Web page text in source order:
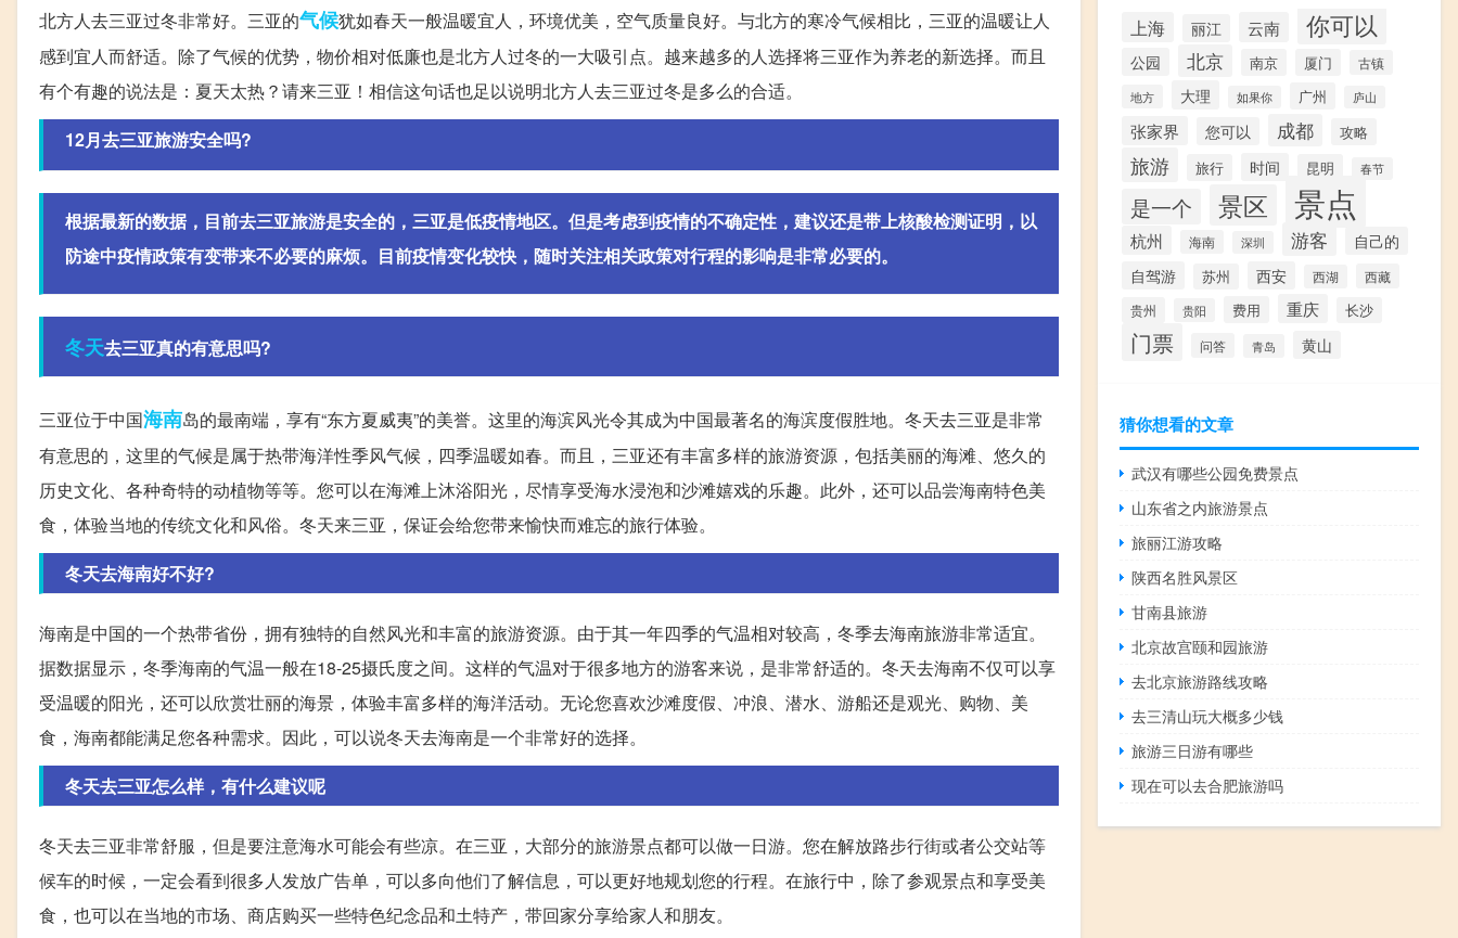
北方人去三亚过冬非常好。三亚的气候犹如春天一般温暖宜人，环境优美，空气质量良好。与北方的寒冷气候相比，三亚的温暖让人
感到宜人而舒适。除了气候的优势，物价相对低廉也是北方人过冬的一大吸引点。越来越多的人选择将三亚作为养老的新选择。而且
有个有趣的说法是：夏天太热？请来三亚！相信这句话也足以说明北方人去三亚过冬是多么的合适。
12月去三亚旅游安全吗?
根据最新的数据，目前去三亚旅游是安全的，三亚是低疫情地区。但是考虑到疫情的不确定性，建议还是带上核酸检测证明，以
防途中疫情政策有变带来不必要的麻烦。目前疫情变化较快，随时关注相关政策对行程的影响是非常必要的。
冬天去三亚真的有意思吗?
三亚位于中国海南岛的最南端，享有“东方夏威夷”的美誉。这里的海滨风光令其成为中国最著名的海滨度假胜地。冬天去三亚是非常
有意思的，这里的气候是属于热带海洋性季风气候，四季温暖如春。而且，三亚还有丰富多样的旅游资源，包括美丽的海滩、悠久的
历史文化、各种奇特的动植物等等。您可以在海滩上沐浴阳光，尽情享受海水浸泡和沙滩嬉戏的乐趣。此外，还可以品尝海南特色美
食，体验当地的传统文化和风俗。冬天来三亚，保证会给您带来愉快而难忘的旅行体验。
冬天去海南好不好?
海南是中国的一个热带省份，拥有独特的自然风光和丰富的旅游资源。由于其一年四季的气温相对较高，冬季去海南旅游非常适宜。
据数据显示，冬季海南的气温一般在18-25摄氏度之间。这样的气温对于很多地方的游客来说，是非常舒适的。冬天去海南不仅可以享
受温暖的阳光，还可以欣赏壮丽的海景，体验丰富多样的海洋活动。无论您喜欢沙滩度假、冲浪、潜水、游船还是观光、购物、美
食，海南都能满足您各种需求。因此，可以说冬天去海南是一个非常好的选择。
冬天去三亚怎么样，有什么建议呢
冬天去三亚非常舒服，但是要注意海水可能会有些凉。在三亚，大部分的旅游景点都可以做一日游。您在解放路步行街或者公交站等
候车的时候，一定会看到很多人发放广告单，可以多向他们了解信息，可以更好地规划您的行程。在旅行中，除了参观景点和享受美
食，也可以在当地的市场、商店购买一些特色纪念品和土特产，带回家分享给家人和朋友。
上海 丽江 云南 你可以
公园 北京 南京 厦门 古镇
地方 大理 如果你 广州 庐山
张家界 您可以 成都 攻略
旅游 旅行 时间 昆明 春节
是一个 景区 景点
杭州 海南 深圳 游客
自己的
自驾游
苏州 西安 西湖 西藏
贵州 贵阳 费用 重庆 长沙
门票 问答 青岛 黄山
猜你想看的文章
武汉有哪些公园免费景点
山东省之内旅游景点
旅丽江游攻略
陕西名胜风景区
甘南县旅游
北京故宫颐和园旅游
去北京旅游路线攻略
去三清山玩大概多少钱
旅游三日游有哪些
现在可以去合肥旅游吗